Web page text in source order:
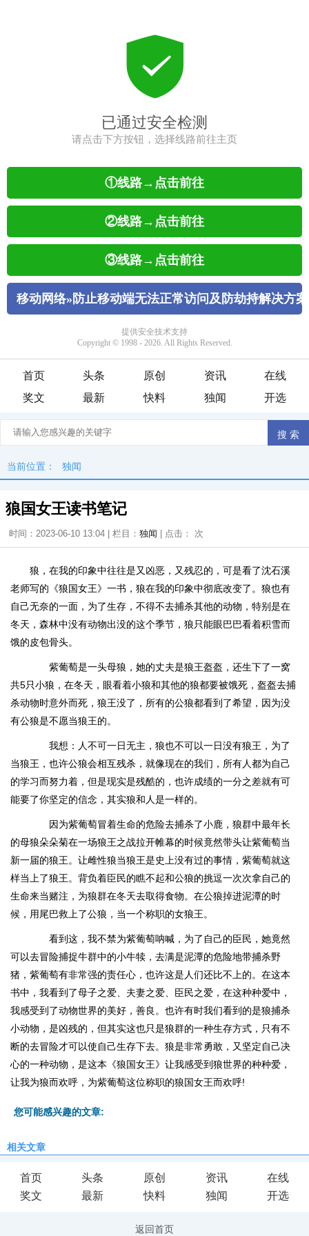
首页 头条 原创 资讯
在线
奖文
最新 快料 独闻 开选
当前位置： 独闻
狼国女王读书笔记
时间：2023-06-10 13:04 | 栏目： 独闻 | 点击： 次
狼，在我的印象中往往是又凶恶，又残忍的，可是看了沈石溪
老师写的《狼国女王》一书，狼在我的印象中彻底改变了。狼也有
自己无奈的一面，为了生存，不得不去捕杀其他的动物，特别是在
冬天，森林中没有动物出没的这个季节，狼只能眼巴巴看着积雪而
饿的皮包骨头。
紫葡萄是一头母狼，她的丈夫是狼王盔盔，还生下了一窝
共5只小狼，在冬天，眼看着小狼和其他的狼都要被饿死，盔盔去捕
杀动物时意外而死，狼王没了，所有的公狼都看到了希望，因为没
有公狼是不愿当狼王的。
我想：人不可一日无主，狼也不可以一日没有狼王，为了
当狼王，也许公狼会相互残杀，就像现在的我们，所有人都为自己
的学习而努力着，但是现实是残酷的，也许成绩的一分之差就有可
能要了你坚定的信念，其实狼和人是一样的。
因为紫葡萄冒着生命的危险去捕杀了小鹿，狼群中最年长
的母狼朵朵菊在一场狼王之战拉开帷幕的时候竟然带头让紫葡萄当
新一届的狼王。让雌性狼当狼王是史上没有过的事情，紫葡萄就这
样当上了狼王。背负着臣民的瞧不起和公狼的挑逗一次次拿自己的
生命来当赌注，为狼群在冬天去取得食物。在公狼掉进泥潭的时
候，用尾巴救上了公狼，当一个称职的女狼王。
看到这，我不禁为紫葡萄呐喊，为了自己的臣民，她竟然
可以去冒险捕捉牛群中的小牛犊，去满是泥潭的危险地带捕杀野
猪，紫葡萄有非常强的责任心，也许这是人们还比不上的。在这本
书中，我看到了母子之爱、夫妻之爱、臣民之爱，在这种种爱中，
我感受到了动物世界的美好，善良。也许有时我们看到的是狼捕杀
小动物，是凶残的，但其实这也只是狼群的一种生存方式，只有不
断的去冒险才可以使自己生存下去。狼是非常勇敢，又坚定自己决
心的一种动物，是这本《狼国女王》让我感受到狼世界的种种爱，
让我为狼而欢呼，为紫葡萄这位称职的狼国女王而欢呼!
您可能感兴趣的文章:
相关文章
首页 头条 原创 资讯
在线
奖文
最新 快料 独闻 开选
返回首页